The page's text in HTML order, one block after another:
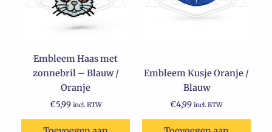
Embleem Haas met
zonnebril – Blauw /
Oranje
€5,99 incl. BTW
Embleem Kusje Oranje /
Blauw
€4,99 incl. BTW